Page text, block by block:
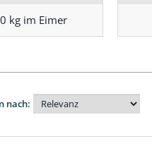
kg im Eimer
nach: